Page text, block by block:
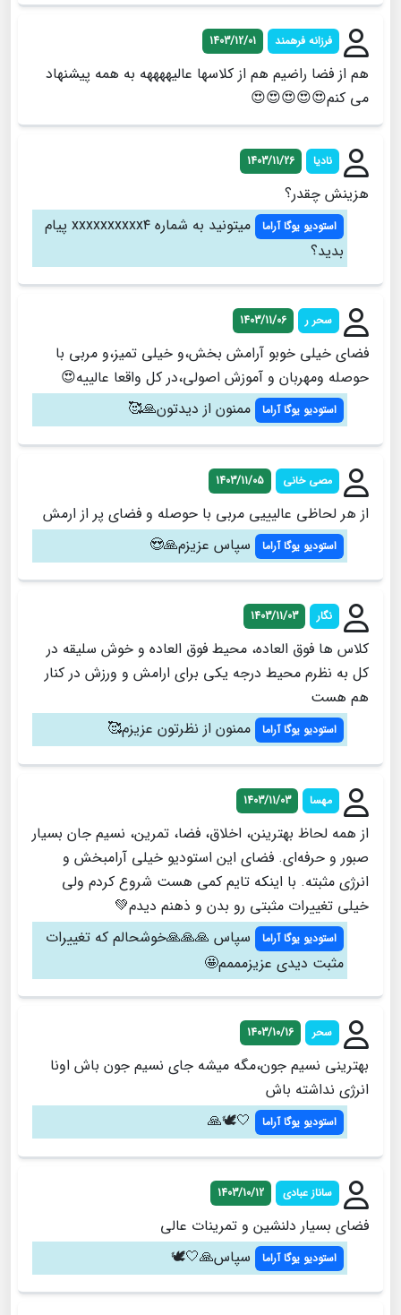
فرزانه فرهمند 1403/12/01
هم از فضا راضیم هم از کلاسها عالیههههه به همه پیشنهاد
می کنم😍😍😍😍😍
نادیا 1403/11/26
هزینش چقدر؟
استودیو یوگا آراما
میتونید به شماره xxxxxxxxxx۴ پیام
بدید؟
سحر ر 1403/11/06
فضای خیلی خوبو آرامش بخش،و خیلی تمیز،و مربی با
حوصله ومهربان و آموزش اصولی،در کل واقعا عالییه😍
استودیو یوگا آراما ممنون از دیدتون🙏🥰
مصی خانی 1403/11/05
از هر لحاظی عالیییی مربی با حوصله و فضای پر از ارمش
استودیو یوگا آراما سپاس عزیزم🙏😍
نگار 1403/11/03
کلاس ها فوق العاده، محیط فوق العاده و خوش سلیقه در
کل به نظرم محیط درجه یکی برای ارامش و ورزش در کنار
هم هست
استودیو یوگا آراما ممنون از نظرتون عزیزم🥰
مهسا 1403/11/03
از همه لحاظ بهترینن، اخلاق، فضا، تمرین، نسیم جان بسیار
صبور و حرفه‌ای. فضای این استودیو خیلی آرامبخش و
انرژی مثبته. با اینکه تایم کمی هست شروع کردم ولی
خیلی تغییرات مثبتی رو بدن و ذهنم دیدم💚
استودیو یوگا آراما
سپاس 🙏🙏🙏خوشحالم که تغییرات
مثبت دیدی عزیزمممم🤩
سحر 1403/10/16
بهترینی نسیم جون،مگه میشه جای نسیم جون باش اونا
انرژی نداشته باش
استودیو یوگا آراما 🤍🕊️🙏
ساناز عبادی 1403/10/12
فضای بسیار دلنشین و تمرینات عالی
استودیو یوگا آراما سپاس🙏🤍🕊️